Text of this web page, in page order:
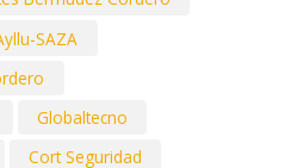
SAZA
Globaltecno
Cort Seguridad